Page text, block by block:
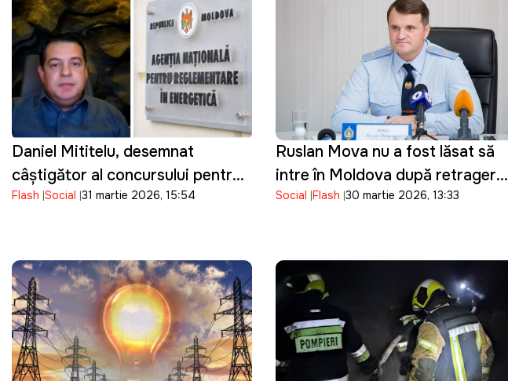
Daniel Mititelu, desemnat
câștigător al concursului pentru
funcția de director al ANRE
Flash Social 31 martie 2026, 15:54
Ruslan Mova nu a fost lăsat să
intre în Moldova după retragerea
cetățeniei
Social Flash 30 martie 2026, 13:33